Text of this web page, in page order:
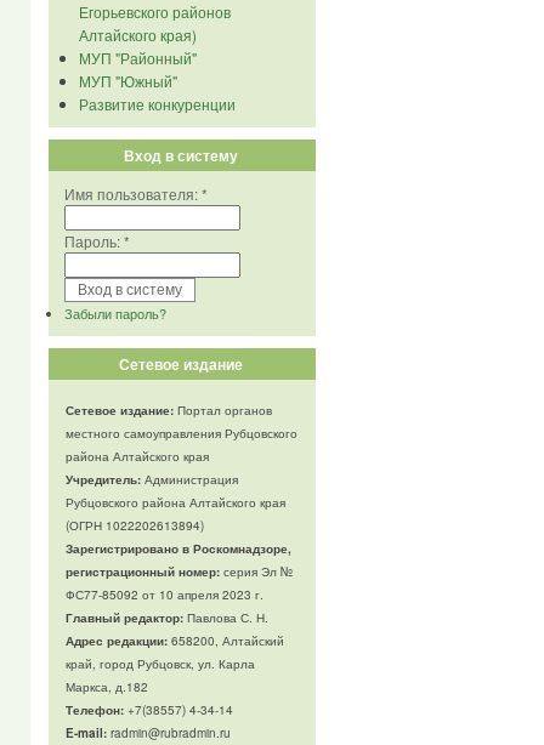
Егорьевского районов
Алтайского края)
МУП "Районный"
МУП "Южный"
Развитие конкуренции
Вход в систему
Имя пользователя:*
Пароль:*
Забыли пароль?
Сетевое издание
Сетевое издание:Портал органов
местного самоуправления Рубцовского
района Алтайского края
Учредитель:Администрация
Рубцовского района Алтайского края
(ОГРН 1022202613894)
Зарегистрировано в Роскомнадзоре,
регистрационный номер:серия Эл №
ФС77-85092 от 10 апреля 2023 г.
Главный редактор:Павлова С. Н.
Адрес редакции:658200, Алтайский
край, город Рубцовск, ул. Карла
Маркса, д.182
Телефон:+7(38557) 4-34-14
E-mail:radmin@rubradmin.ru